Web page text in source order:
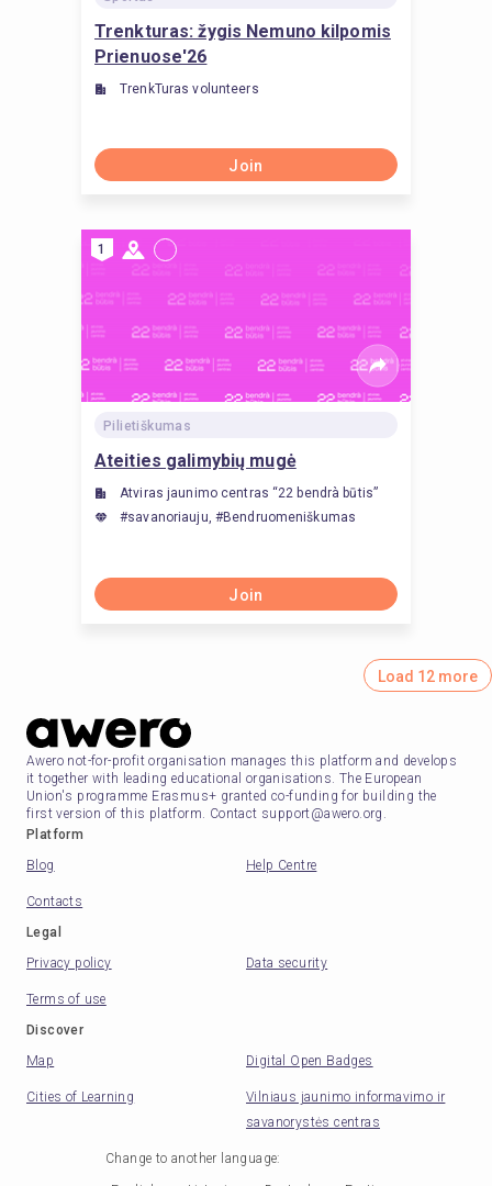
Trenkturas: žygis Nemuno kilpomis
Prienuose'26
TrenkTuras volunteers
Join
1
Pilietiškumas
Ateities galimybių mugė
Atviras jaunimo centras “22 bendrà būtis”
#savanoriauju, #Bendruomeniškumas
Join
Load 12 more
Awero not-for-profit organisation manages this platform and develops
it together with leading educational organisations. The European
Union's programme Erasmus+ granted co-funding for building the
first version of this platform. Contact support@awero.org.
Platform
Blog
Help Centre
Contacts
Legal
Privacy policy
Data security
Terms of use
Discover
Map
Digital Open Badges
Cities of Learning
Vilniaus jaunimo informavimo ir
savanorystės centras
Change to another language: